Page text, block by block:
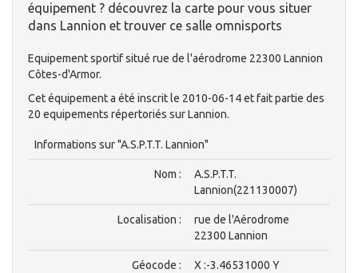
équipement ? découvrez la carte pour vous situer
dans Lannion et trouver ce salle omnisports
Equipement sportif situé rue de l'aérodrome 22300 Lannion
Côtes-d'Armor.
Cet équipement a été inscrit le 2010-06-14 et fait partie des
20 equipements répertoriés sur Lannion.
Informations sur "A.S.P.T.T. Lannion"
Nom :
A.S.P.T.T.
Lannion(221130007)
Localisation :
rue de l'Aérodrome
22300 Lannion
Géocode :
X :-3.46531000 Y